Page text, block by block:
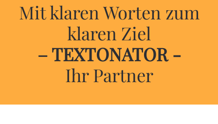
Mit klaren Worten zum
klaren Ziel
– TEXTONATOR -
Ihr Partner